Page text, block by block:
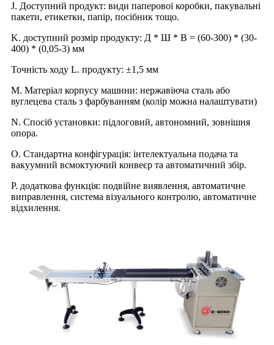
J. Доступний продукт: види паперової коробки, пакувальні
пакети, етикетки, папір, посібник тощо.
K. доступний розмір продукту: Д * Ш * В = (60-300) * (30-
400) * (0,05-3) мм
Точність ходу L. продукту: ±1,5 мм
M. Матеріал корпусу машини: нержавіюча сталь або
вуглецева сталь з фарбуванням (колір можна налаштувати)
N. Спосіб установки: підлоговий, автономний, зовнішня
опора.
O. Стандартна конфігурація: інтелектуальна подача та
вакуумний всмоктуючий конвеєр та автоматичний збір.
P. додаткова функція: подвійне виявлення, автоматичне
виправлення, система візуального контролю, автоматичне
відхилення.